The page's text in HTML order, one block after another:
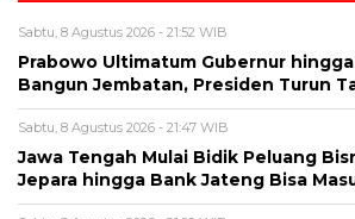
Sabtu, 8 Agustus 2026 - 21:09 WIB
Trump Kembali Incar Lisa Cook,
Diberi 21 Hari Sebelum Terancam
Sabtu, 8 Agustus 2026 - 21:02 WIB
India Ramai-ramai Jual Saham
Rp126 Triliun demi Jaga Defisit